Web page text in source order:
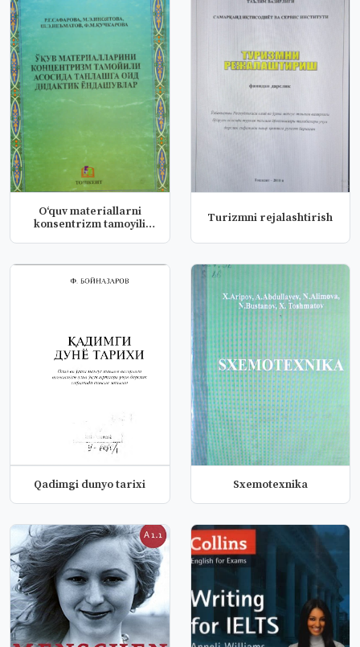
O‘quv materiallarni
konsentrizm tamoyili
Turizmni rejalashtirish
Qadimgi dunyo tarixi Sxemotexnika